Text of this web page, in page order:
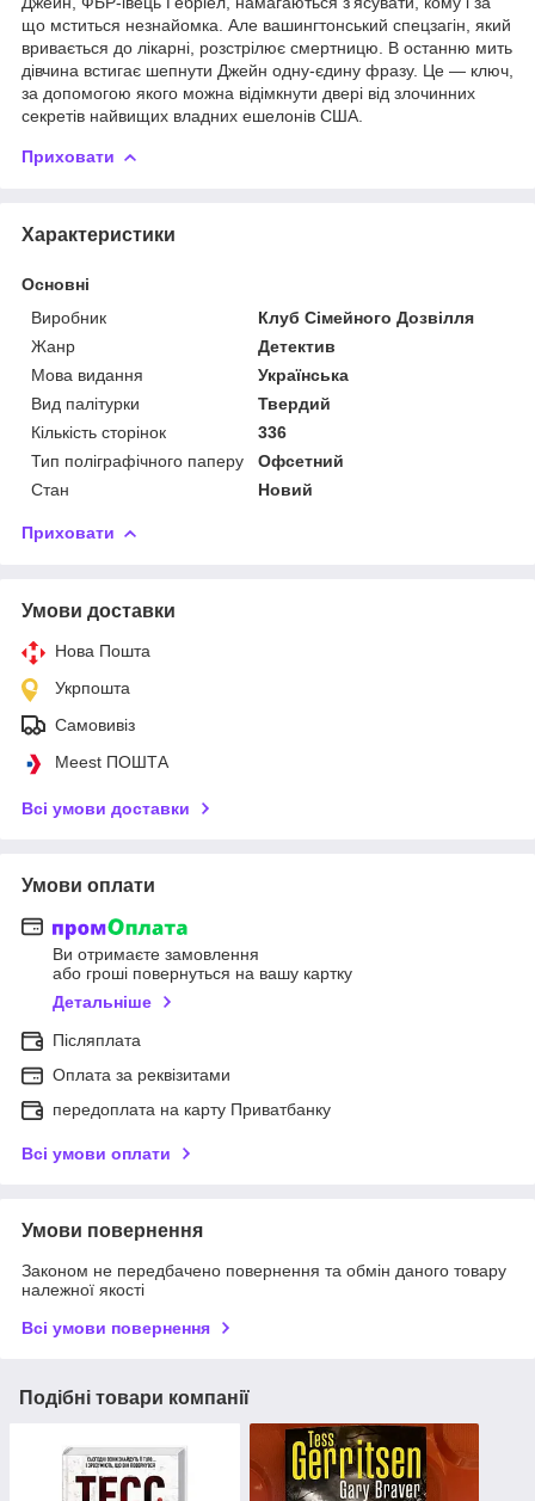
що мститься незнайомка. Але вашингтонський спецзагін, який
вривається до лікарні, розстрілює смертницю. В останню мить
дівчина встигає шепнути Джейн одну-єдину фразу. Це — ключ,
за допомогою якого можна відімкнути двері від злочинних
секретів найвищих владних ешелонів США.
Приховати
Характеристики
Основні
Виробник
Клуб Сімейного Дозвілля
Жанр
Детектив
Мова видання
Українська
Вид палітурки
Твердий
Кількість сторінок
336
Тип поліграфічного паперу
Офсетний
Стан
Новий
Приховати
Умови доставки
Нова Пошта
Укрпошта
Самовивіз
Meest ПОШТА
Всі умови доставки
Умови оплати
Ви отримаєте замовлення
або гроші повернуться на вашу картку
Детальніше
Післяплата
Оплата за реквізитами
передоплата на карту Приватбанку
Всі умови оплати
Умови повернення
Законом не передбачено повернення та обмін даного товару
належної якості
Всі умови повернення
Подібні товари компанії